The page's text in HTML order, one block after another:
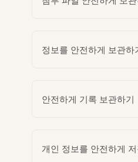
정보를 안전하게 보관하
안전하게 기록 보관하기
개인 정보를 안전하게